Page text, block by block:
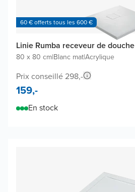
60 € offerts tous les 600 €
Linie Rumba receveur de douche
80 x 80 cm|Blanc mat|Acrylique
Prix conseillé 298,-
159,-
En stock